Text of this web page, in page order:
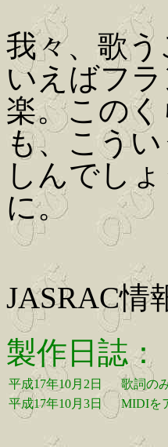
我々、歌
いえばフ
楽。この
も、こう
しんでし
に。
JASRAC情
製作日誌：
平成17年10月2日
歌詞の
平成17年10月3日
MIDIを